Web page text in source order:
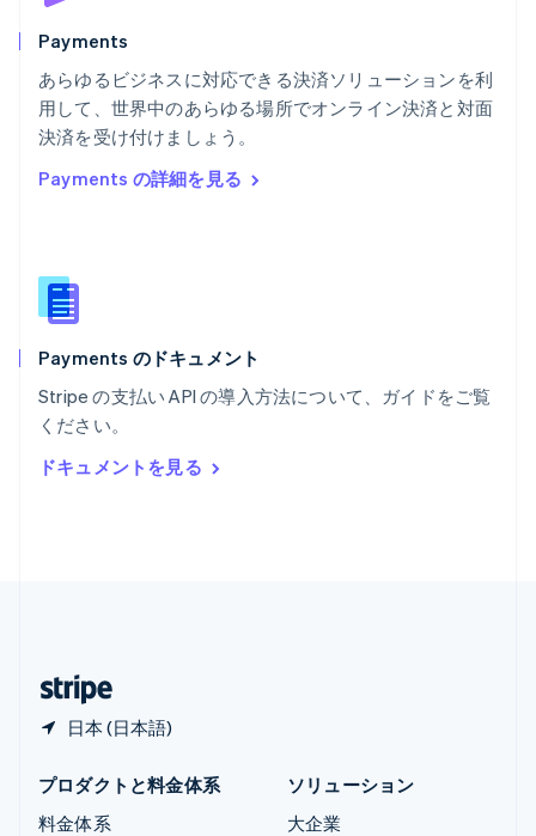
Payments
あらゆるビジネスに対応できる決済ソリューションを利
用して、世界中のあらゆる場所でオンライン決済と対面
決済を受け付けましょう。
Payments の詳細を見る
Payments のドキュメント
Stripe の支払い API の導入方法について、ガイドをご覧
ください。
ドキュメントを見る
日本 (日本語)
Nederlands
English
ポルトガル
PortuguêsEnglish
English
Español
ラトビア
リトアニア
リヒテンシュタイン
Deutsch
ルーマニア
English
プロダクトと料金体系
料金体系
ソリューション
大企業